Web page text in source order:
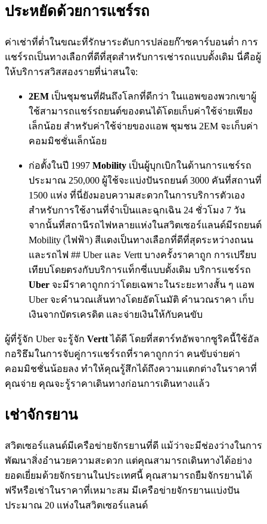
ประหยัดด้วยการแชร์รถ
ค่าเช่าที่ต่ำในขณะที่รักษาระดับการปล่อยก๊าซคาร์บอนต่ำ การ
แชร์รถเป็นทางเลือกที่ดีที่สุดสำหรับการเช่ารถแบบดั้งเดิม นี่คือผู้
ให้บริการสวิสสองรายที่น่าสนใจ:
2EM เป็นชุมชนที่ฝันถึงโลกที่ดีกว่า ในแอพของพวกเขาผู้
ใช้สามารถแชร์รถยนต์ของตนได้โดยเก็บค่าใช้จ่ายเพียง
เล็กน้อย สำหรับค่าใช้จ่ายของแอพ ชุมชน 2EM จะเก็บค่า
คอมมิชชั่นเล็กน้อย
ก่อตั้งในปี 1997 Mobility เป็นผู้บุกเบิกในด้านการแชร์รถ
ประมาณ 250,000 ผู้ใช้จะแบ่งปันรถยนต์ 3000 คันที่สถานที่
1500 แห่ง ที่นี่ยังมอบความสะดวกในการบริการตัวเอง
สำหรับการใช้งานที่จำเป็นและฉุกเฉิน 24 ชั่วโมง 7 วัน
จากนั้นที่สถานีรถไฟหลายแห่งในสวิตเซอร์แลนด์มีรถยนต์
Mobility (ไฟฟ้า) สีแดงเป็นทางเลือกที่ดีที่สุดระหว่างถนน
และรถไฟ ## Uber และ Vertt บางครั้งราคาถูก การเปรียบ
เทียบโดยตรงกับบริการแท็กซี่แบบดั้งเดิม บริการแชร์รถ
Uber จะมีราคาถูกกว่าโดยเฉพาะในระยะทางสั้น ๆ แอพ
Uber จะคำนวณเส้นทางโดยอัตโนมัติ คำนวณราคา เก็บ
เงินจากบัตรเครดิต และจ่ายเงินให้กับคนขับ
ผู้ที่รู้จัก Uber จะรู้จัก Verttได้ดี โดยที่สตาร์ทอัพจากซูริคนี้ใช้อัล
กอริธึมในการจับคู่การแชร์รถที่ราคาถูกกว่า คนขับจ่ายค่า
คอมมิชชั่นน้อยลง ทำให้คุณรู้สึกได้ถึงความแตกต่างในราคาที่
คุณจ่าย คุณจะรู้ราคาเดินทางก่อนการเดินทางแล้ว
เช่าจักรยาน
สวิตเซอร์แลนด์มีเครือข่ายจักรยานที่ดี แม้ว่าจะมีช่องว่างในการ
พัฒนาสิ่งอำนวยความสะดวก แต่คุณสามารถเดินทางได้อย่าง
ยอดเยี่ยมด้วยจักรยานในประเทศนี้ คุณสามารถยืมจักรยานได้
ฟรีหรือเช่าในราคาที่เหมาะสม มีเครือข่ายจักรยานแบ่งปัน
ประมาณ 20 แห่งในสวิตเซอร์แลนด์